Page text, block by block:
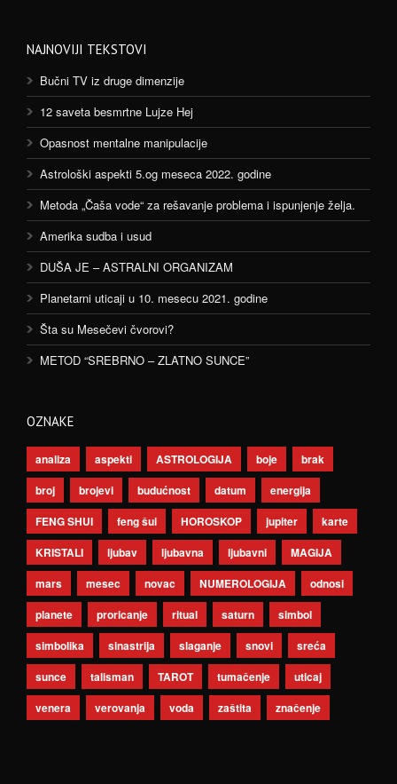
NAJNOVIJI TEKSTOVI
Bučni TV iz druge dimenzije
12 saveta besmrtne Lujze Hej
Opasnost mentalne manipulacije
Astrološki aspekti 5.og meseca 2022. godine
Metoda „Čaša vode“ za rešavanje problema i ispunjenje želja.
Amerika sudba i usud
DUŠA JE – ASTRALNI ORGANIZAM
Planetarni uticaji u 10. mesecu 2021. godine
Šta su Mesečevi čvorovi?
METOD “SREBRNO – ZLATNO SUNCE”
OZNAKE
analiza aspekti ASTROLOGIJA boje
brak
broj
brojevi budućnost datum
energija
FENG SHUI
feng šui HOROSKOP jupiter
karte
KRISTALI
ljubav ljubavna ljubavni
MAGIJA
mars
mesec novac NUMEROLOGIJA
odnosi
planete
proricanje ritual saturn
simbol
simbolika
sinastrija slaganje snovi
sreća
sunce
talisman TAROT tumačenje
uticaj
venera
verovanja voda zaštita značenje